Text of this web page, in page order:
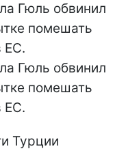
Гюль обвинил
помешать
ЕС.
Гюль обвинил
помешать
ЕС.
Турции